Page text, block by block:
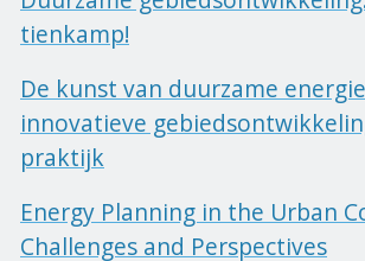
tienkamp!
De kunst van duurzame
innovatieve
praktijk
Energy Planning in the Urban
Challenges and Perspectives